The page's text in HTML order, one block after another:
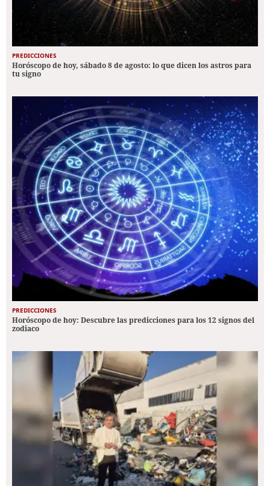
PREDICCIONES
Horóscopo de hoy, sábado 8 de agosto: lo que dicen los astros para
tu signo
PREDICCIONES
Horóscopo de hoy: Descubre las predicciones para los 12 signos del
zodiaco